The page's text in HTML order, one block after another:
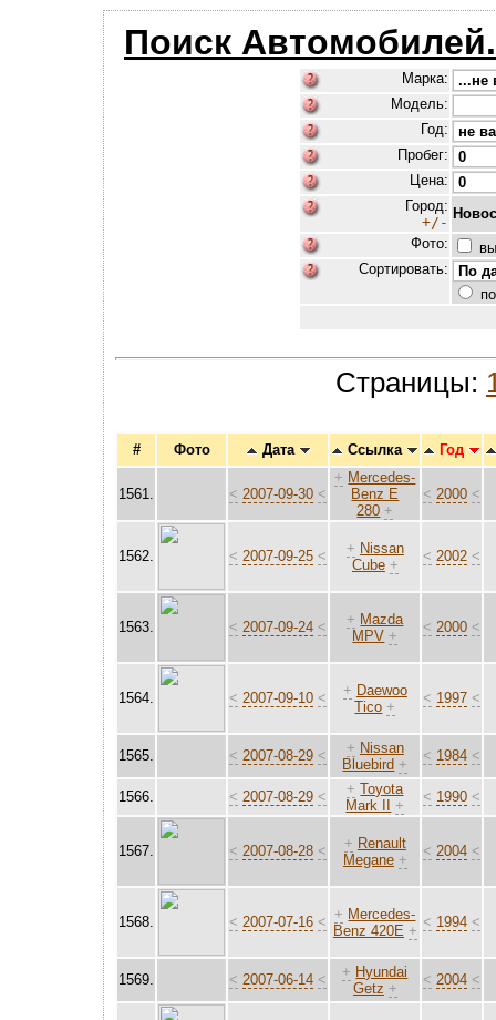
Поиск
Марка:
Модель:
Год:
Пробег:
Цена:
Город:
+/-
Фото:
Сортировать:
Страницы:
# Фото Дата Ссылка Год
1561. < 2007-09-30 <
+ Mercedes-
Benz E
280 +
< 2000 <
1562. < 2007-09-25 < + Nissan
Cube +
< 2002 <
1563. < 2007-09-24 < + Mazda
MPV +
< 2000 <
1564. < 2007-09-10 < + Daewoo
Tico +
< 1997 <
1565. < 2007-08-29 < + Nissan
Bluebird +
< 1984 <
1566. < 2007-08-29 < + Toyota
Mark II
+
< 1990 <
1567. < 2007-08-28 < + Renault
Megane +
< 2004 <
1568. < 2007-07-16 < + Mercedes-
Benz 420E +
< 1994 <
1569. < 2007-06-14 < + Hyundai
Getz +
< 2004 <